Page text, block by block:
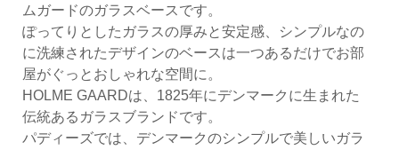
ムガードのガラスベースです。
ぽってりとしたガラスの厚みと安定感、シンプルなの
に洗練されたデザインのベースは一つあるだけでお部
屋がぐっとおしゃれな空間に。
HOLME GAARDは、1825年にデンマークに生まれた
伝統あるガラスブランドです。
パディーズでは、デンマークのシンプルで美しいガラ